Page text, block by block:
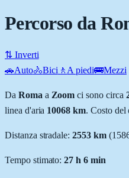
Percorso da
⇅ Inverti
🚗Auto🚴Bici 🚶 A piedi🚌Mezzi
Da Roma a Zoom ci sono circa
linea d'aria 10068 km. Costo del
Distanza stradale:2553km (
Tempo stimato:27 h 6 min